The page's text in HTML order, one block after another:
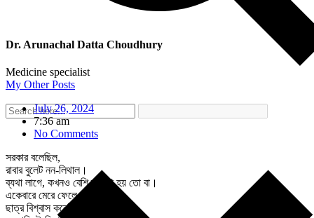
Dr. Arunachal Datta Choudhury
Medicine specialist
My Other Posts
July 26, 2024
7:36 am
No Comments
সরকার বলেছিল,
রাবার বুলেট নন-লিথাল।
ব্যথা লাগে, কখনও বেশি ব্যথাই হয় তো বা।
একেবারে মেরে ফেলে না
ছাত্র বিশ্বাস করেছিল।